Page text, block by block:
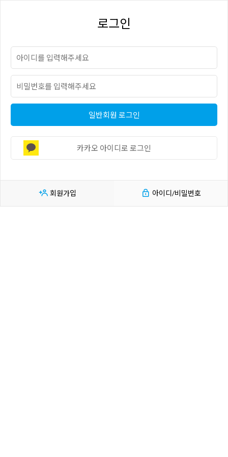
로그인
일반회원 로그인
카카오 아이디로 로그인
회원가입 아이디/비밀번호